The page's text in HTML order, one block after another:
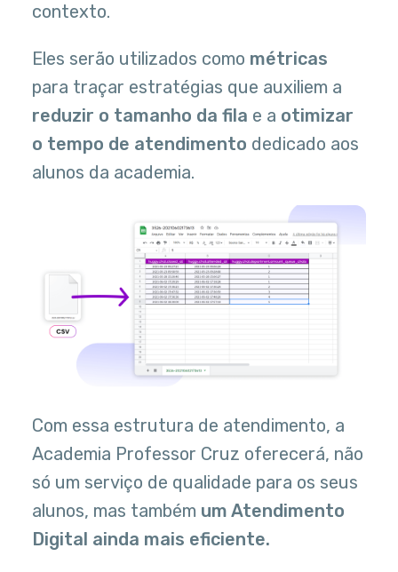
contexto.
Eles serão utilizados como métricas
para traçar estratégias que auxiliem a
reduzir o tamanho da fila e a otimizar
o tempo de atendimento dedicado aos
alunos da academia.
Com essa estrutura de atendimento, a
Academia Professor Cruz oferecerá, não
só um serviço de qualidade para os seus
alunos, mas também um Atendimento
Digital ainda mais eficiente.